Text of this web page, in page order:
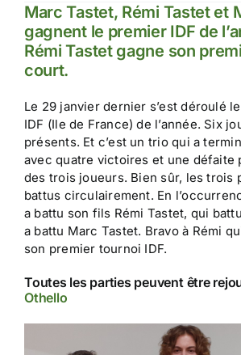
Marc Tastet, Rémi Tastet et
gagnent le premier IDF de
Rémi Tastet gagne son
court.
Le 29 janvier dernier s’est déroulé
IDF (Ile de France) de l’année. Six
présents. Et c’est un trio qui a
avec quatre victoires et une défaite
des trois joueurs. Bien sûr, les trois
battus circulairement. En
a battu son fils Rémi Tastet, qui
a battu Marc Tastet. Bravo à Rémi
son premier tournoi IDF.
Toutes les parties peuvent être
Othello